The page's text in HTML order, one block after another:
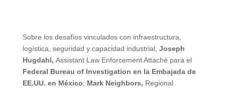
Sobre los desafíos vinculados con infraestructura,
logística, seguridad y capacidad industrial, Joseph
Hugdahl, Assistant Law Enforcement Attaché para el
Federal Bureau of Investigation en la Embajada de
EE.UU. en México; Mark Neighbors, Regional